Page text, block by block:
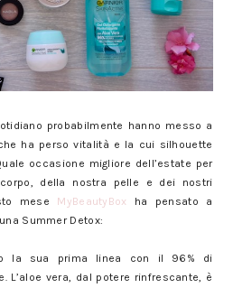
probabilmente hanno messo a
ha perso vitalità e la cui silhouette
occasione migliore dell’estate per
della nostra pelle e dei nostri
mese MyBeautyBox
ha pensato a
Summer Detox:
la sua prima linea con il 96% di
L’aloe vera, dal potere rinfrescante, è